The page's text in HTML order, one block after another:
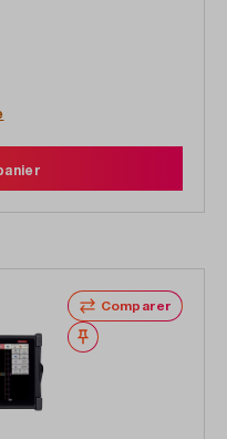
Comparer
Noter